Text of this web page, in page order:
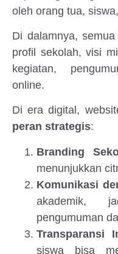
oleh orang tua,
Di dalamnya,
profil sekolah, visi
kegiatan,
online.
Di era digital,
peran strategis:
Branding
menunjukkan
Komunikasi
akademik,
pengumuman
Transparansi
siswa bisa